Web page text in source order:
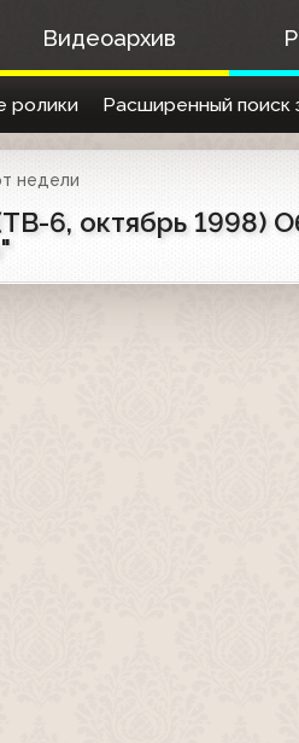
Видеоархив
ролики Расширенный поиск
недели
6, октябрь 1998)